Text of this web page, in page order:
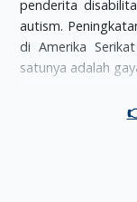
penderita
autism.
di Amerika
satunya adalah
kedokteran fisik